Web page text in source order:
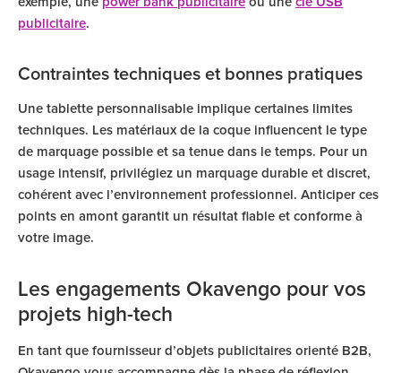
publicitaire.
Contraintes techniques et bonnes pratiques
Une tablette personnalisable implique certaines limites
techniques. Les matériaux de la coque influencent le type
de marquage possible et sa tenue dans le temps. Pour un
usage intensif, privilégiez un marquage durable et discret,
cohérent avec l’environnement professionnel. Anticiper ces
points en amont garantit un résultat fiable et conforme à
votre image.
Les engagements Okavengo pour vos
projets high-tech
En tant que fournisseur d’objets publicitaires orienté B2B,